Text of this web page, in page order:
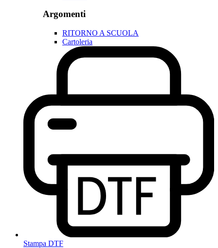
Argomenti
RITORNO A SCUOLA
Cartoleria
Stampa DTF